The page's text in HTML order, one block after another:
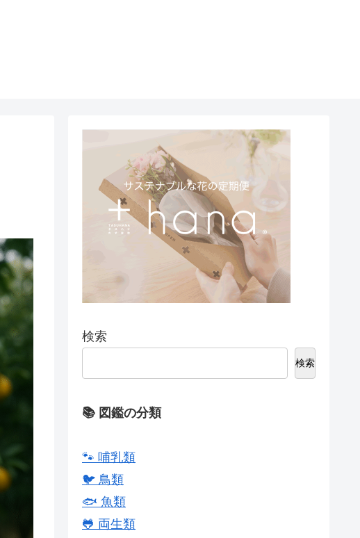
検索
検索
📚 図鑑の分類
🐾 哺乳類
🐦 鳥類
🐟 魚類
🐸 両生類